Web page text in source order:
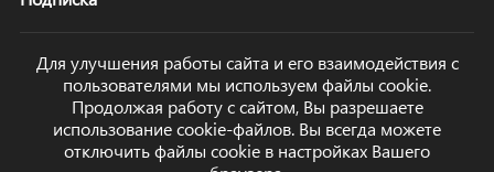
ОТПРАВИТЬ
Для улучшения работы сайта и его взаимодействия с
пользователями мы используем файлы cookie.
Продолжая работу с сайтом, Вы разрешаете
использование cookie-файлов. Вы всегда можете
отключить файлы cookie в настройках Вашего